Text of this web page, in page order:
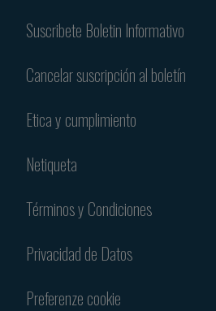
Suscribete Boletin Informativo
Cancelar suscripción al boletín
Etica y cumplimiento
Netiqueta
Términos y Condiciones
Privacidad de Datos
Preferenze cookie